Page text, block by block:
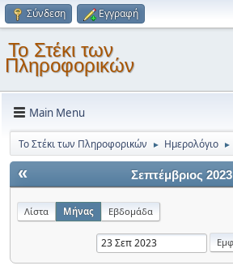
Σύνδεση Εγγραφή
Το Στέκι των
Πληροφορικών
Main Menu
Το Στέκι των Πληροφορικών ► Ημερολόγιο ►
« Σεπτέμβριος 2023
Λίστα Μήνας Εβδομάδα